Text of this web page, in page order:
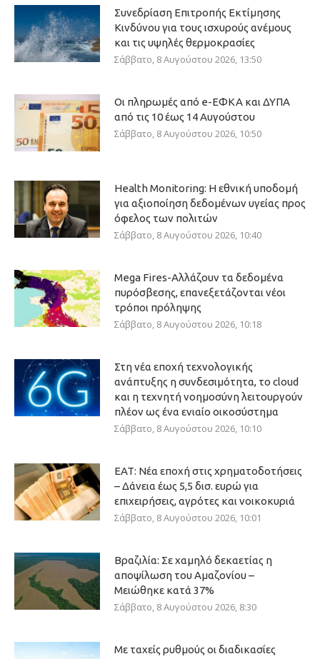
Συνεδρίαση Επιτροπής Εκτίμησης
Κινδύνου για τους ισχυρούς ανέμους
και τις υψηλές θερμοκρασίες
Σάββατο, 8 Αυγούστου 2026, 13:50
Οι πληρωμές από e-ΕΦΚΑ και ΔΥΠΑ
από τις 10 έως 14 Αυγούστου
Σάββατο, 8 Αυγούστου 2026, 10:50
Health Monitoring: Η εθνική υποδομή
για αξιοποίηση δεδομένων υγείας προς
όφελος των πολιτών
Σάββατο, 8 Αυγούστου 2026, 10:40
Mega Fires-Αλλάζουν τα δεδομένα
πυρόσβεσης, επανεξετάζονται νέοι
τρόποι πρόληψης
Σάββατο, 8 Αυγούστου 2026, 10:18
Στη νέα εποχή τεχνολογικής
ανάπτυξης η συνδεσιμότητα, το cloud
και η τεχνητή νοημοσύνη λειτουργούν
πλέον ως ένα ενιαίο οικοσύστημα
Σάββατο, 8 Αυγούστου 2026, 10:10
ΕΑΤ: Νέα εποχή στις χρηματοδοτήσεις
– Δάνεια έως 5,5 δισ. ευρώ για
επιχειρήσεις, αγρότες και νοικοκυριά
Σάββατο, 8 Αυγούστου 2026, 10:01
Βραζιλία: Σε χαμηλό δεκαετίας η
αποψίλωση του Αμαζονίου –
Μειώθηκε κατά 37%
Σάββατο, 8 Αυγούστου 2026, 8:30
Με ταχείς ρυθμούς οι διαδικασίες